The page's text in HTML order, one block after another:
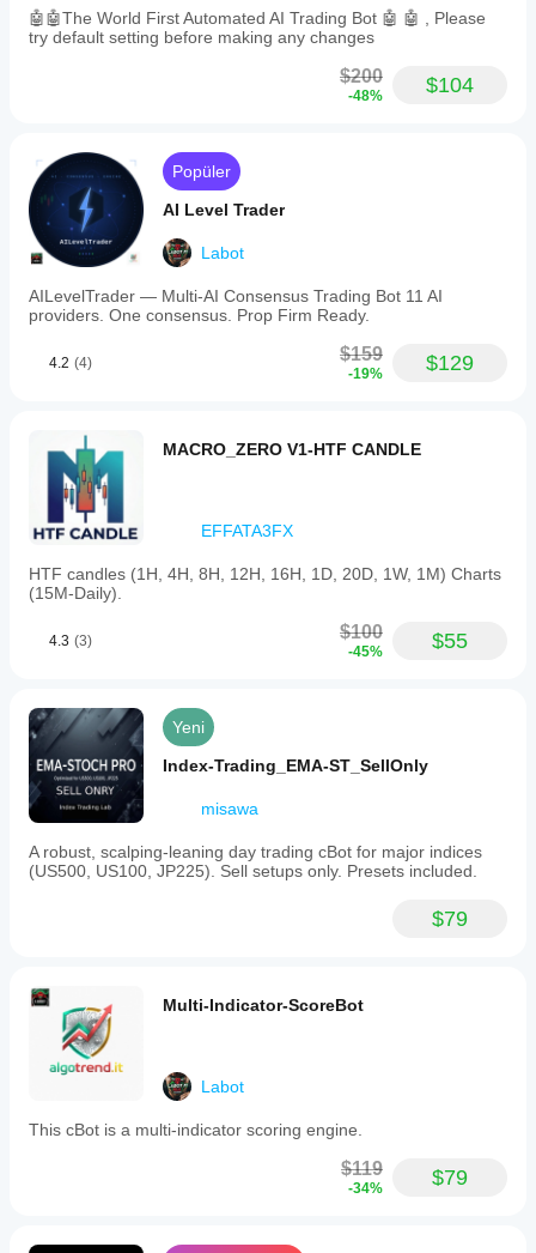
🤖🤖The World First Automated AI Trading Bot 🤖 🤖 , Please
try default setting before making any changes
$200
-48% $104
Popüler
AI Level Trader
Labot
AILevelTrader — Multi-AI Consensus Trading Bot 11 AI
providers. One consensus. Prop Firm Ready.
4.2 (4) $159
-19% $129
MACRO_ZERO V1-HTF CANDLE
EFFATA3FX
HTF candles (1H, 4H, 8H, 12H, 16H, 1D, 20D, 1W, 1M) Charts
(15M-Daily).
4.3 (3) $100
-45% $55
Yeni
Index-Trading_EMA-ST_SellOnly
misawa
A robust, scalping-leaning day trading cBot for major indices
(US500, US100, JP225). Sell setups only. Presets included.
$79
Multi-Indicator-ScoreBot
Labot
This cBot is a multi-indicator scoring engine.
$119
-34% $79